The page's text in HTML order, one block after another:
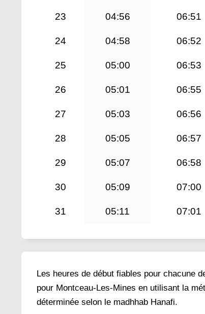
23 04:56 06:51
24 04:58 06:52
25 05:00 06:53
26 05:01 06:55
27 05:03 06:56
28 05:05 06:57
29 05:07 06:58
30 05:09 07:00
31 05:11 07:01
Les heures de début fiables pour chacune
pour Montceau-Les-Mines en utilisant la
déterminée selon le madhhab Hanafi.